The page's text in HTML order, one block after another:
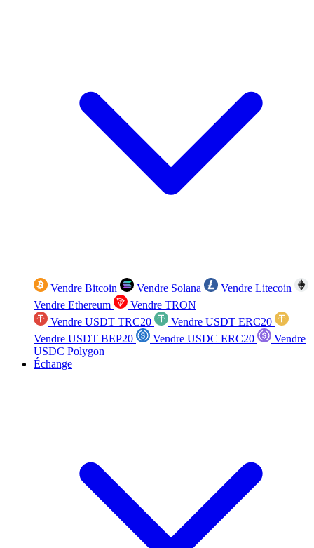
Vendre Bitcoin Vendre Solana
Vendre Litecoin
Vendre Ethereum
Vendre TRON
Vendre USDT TRC20
Vendre USDT ERC20
Vendre USDT BEP20
Vendre USDC ERC20
Vendre
USDC Polygon
Échange